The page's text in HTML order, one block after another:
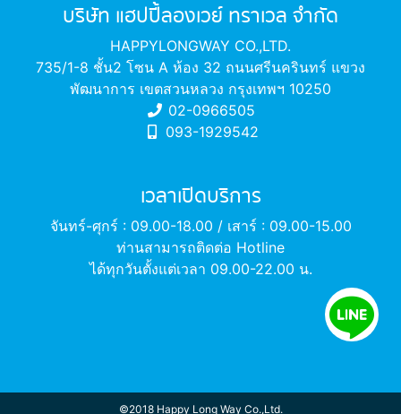
บริษัท แฮปปี้ลองเวย์ ทราเวล จำกัด
HAPPYLONGWAY CO.,LTD.
735/1-8 ชั้น2 โซน A ห้อง 32 ถนนศรีนครินทร์ แขวง
พัฒนาการ เขตสวนหลวง กรุงเทพฯ 10250
02-0966505
093-1929542
เวลาเปิดบริการ
จันทร์-ศุกร์ : 09.00-18.00 / เสาร์ : 09.00-15.00
ท่านสามารถติดต่อ Hotline
ได้ทุกวันตั้งแต่เวลา 09.00-22.00 น.
©2018 Happy Long Way Co.,Ltd.